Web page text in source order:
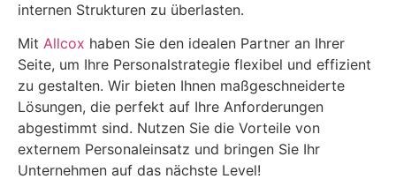
internen Strukturen zu überlasten.
Mit Allcox haben Sie den idealen Partner an Ihrer
Seite, um Ihre Personalstrategie flexibel und effizient
zu gestalten. Wir bieten Ihnen maßgeschneiderte
Lösungen, die perfekt auf Ihre Anforderungen
abgestimmt sind. Nutzen Sie die Vorteile von
externem Personaleinsatz und bringen Sie Ihr
Unternehmen auf das nächste Level!